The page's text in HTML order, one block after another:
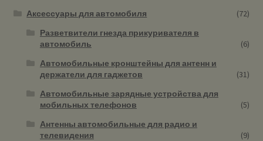
Аксессуары для автомобиля
(72)
Разветвители гнезда прикуривателя в
автомобиль
(6)
Автомобильные кронштейны для антенн и
держатели для гаджетов
(31)
Автомобильные зарядные устройства для
мобильных телефонов
(5)
Антенны автомобильные для радио и
телевидения
(9)